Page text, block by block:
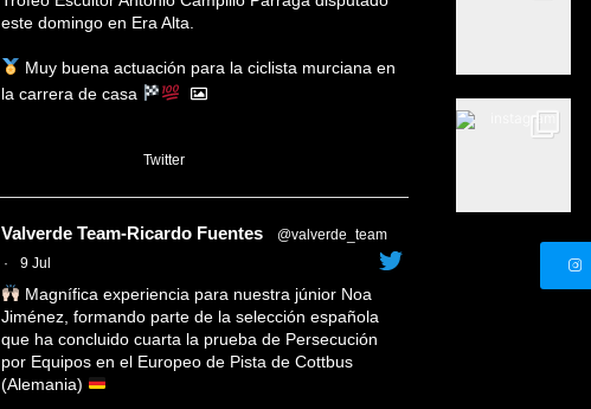
este domingo en Era Alta.
Muy buena actuación para la ciclista murciana en
la carrera de casa
Twitter
Valverde Team-Ricardo Fuentes
@valverde_team
·
9 Jul
Magnífica experiencia para nuestra júnior Noa
Jiménez, formando parte de la selección española
que ha concluido cuarta la prueba de Persecución
por Equipos en el Europeo de Pista de Cottbus
(Alemania)